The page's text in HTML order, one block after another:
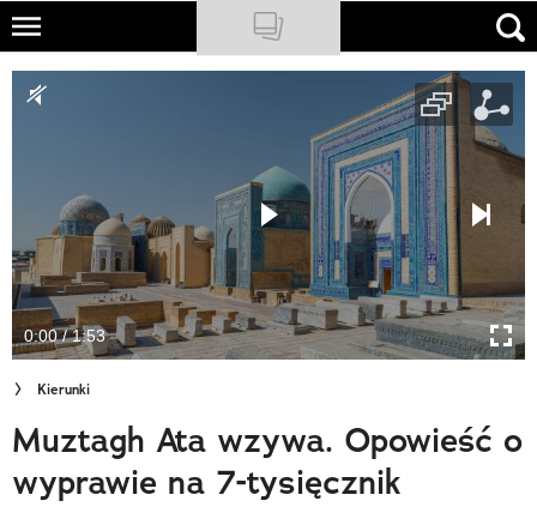
Skip
main
NATIONAL GEOGRAPHIC
Sklep
Newsletter
Cuda Polski
Wielki Konkurs Fotograficzny
Trendbook Podróżniczy
Polecane
0:00 / 1:53
Kierunki
Muztagh Ata wzywa. Opowieść o
wyprawie na 7-tysięcznik